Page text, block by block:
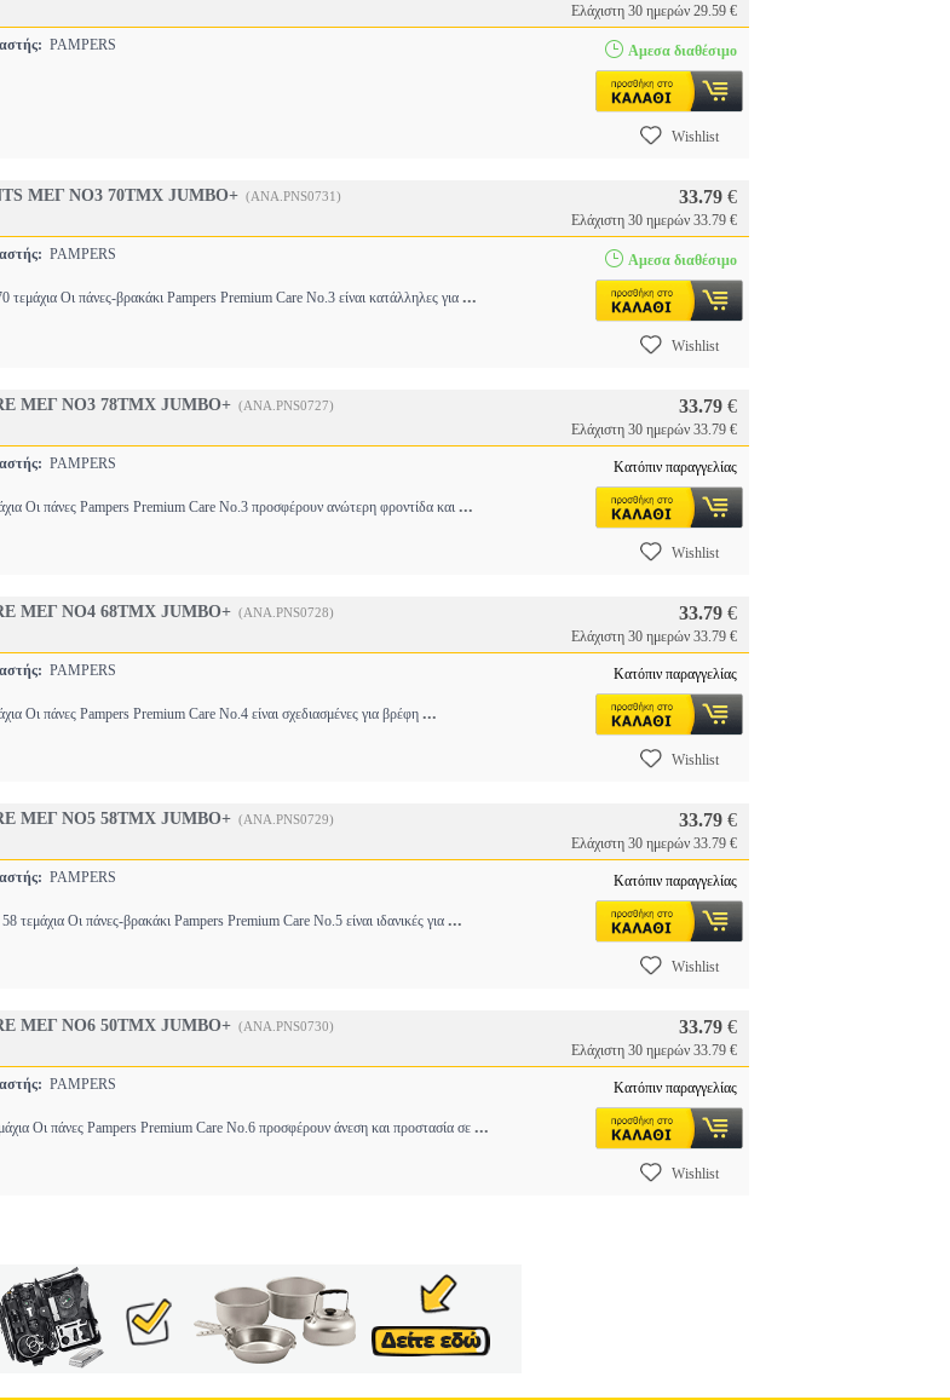
Ελάχιστη 30 ημερών 29.59 €
PAMPERS Αμεσα διαθέσιμο
Wishlist
ΜΕΓ NO3 70ΤΜΧ JUMBO+ (ANA.PNS0731) 33.79 €
Ελάχιστη 30 ημερών 33.79 €
PAMPERS
Οι πάνες-βρακάκι Pampers Premium Care No.3 είναι κατάλληλες για ...
Αμεσα διαθέσιμο
Wishlist
ΜΕΓ NO3 78ΤΜΧ JUMBO+ (ANA.PNS0727) 33.79 €
Ελάχιστη 30 ημερών 33.79 €
PAMPERS
Οι πάνες Pampers Premium Care No.3 προσφέρουν ανώτερη φροντίδα και ...
Κατόπιν παραγγελίας
Wishlist
ΜΕΓ NO4 68ΤΜΧ JUMBO+ (ANA.PNS0728) 33.79 €
Ελάχιστη 30 ημερών 33.79 €
PAMPERS
Οι πάνες Pampers Premium Care No.4 είναι σχεδιασμένες για βρέφη ...
Κατόπιν παραγγελίας
Wishlist
ΜΕΓ NO5 58ΤΜΧ JUMBO+ (ANA.PNS0729) 33.79 €
Ελάχιστη 30 ημερών 33.79 €
PAMPERS
τεμάχια Οι πάνες-βρακάκι Pampers Premium Care No.5 είναι ιδανικές για ...
Κατόπιν παραγγελίας
Wishlist
ΜΕΓ NO6 50ΤΜΧ JUMBO+ (ANA.PNS0730) 33.79 €
Ελάχιστη 30 ημερών 33.79 €
PAMPERS
Οι πάνες Pampers Premium Care No.6 προσφέρουν άνεση και προστασία σε ...
Κατόπιν παραγγελίας
Wishlist